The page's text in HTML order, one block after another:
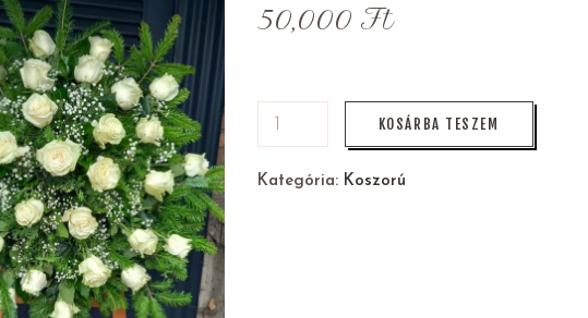
50,000 Ft
KOSÁRBA TESZEM
Kategória: Koszorú